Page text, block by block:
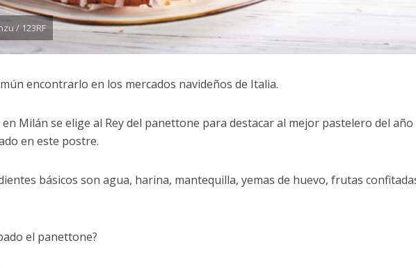
/ 123RF
encontrarlo en los mercados navideños de Italia.
en Milán se elige al Rey del panettone para destacar al mejor pastelero del año
en este postre.
básicos son agua, harina, mantequilla, yemas de huevo, frutas
el panettone?